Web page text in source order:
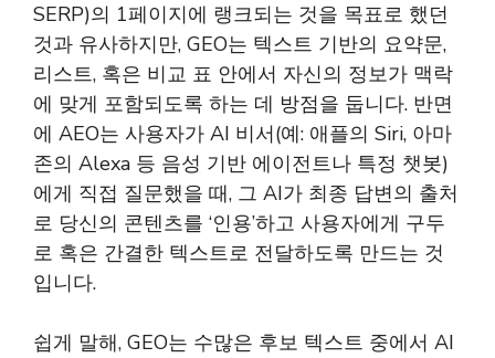
SERP)의 1페이지에 랭크되는 것을 목표로 했던
것과 유사하지만, GEO는 텍스트 기반의 요약문,
리스트, 혹은 비교 표 안에서 자신의 정보가 맥락
에 맞게 포함되도록 하는 데 방점을 둡니다. 반면
에 AEO는 사용자가 AI 비서(예: 애플의 Siri, 아마
존의 Alexa 등 음성 기반 에이전트나 특정 챗봇)
에게 직접 질문했을 때, 그 AI가 최종 답변의 출처
로 당신의 콘텐츠를 ‘인용’하고 사용자에게 구두
로 혹은 간결한 텍스트로 전달하도록 만드는 것
입니다.
쉽게 말해, GEO는 수많은 후보 텍스트 중에서 AI